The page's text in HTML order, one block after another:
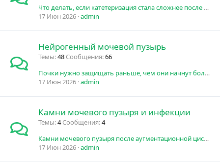
Что делать, если катетеризация стала сложнее после увеличения мочевого пузыря?
17 Июн 2026 admin
Нейрогенный мочевой пузырь
Темы 48 Сообщения 66
Почки нужно защищать раньше, чем они начнут болеть
17 Июн 2026 admin
Камни мочевого пузыря и инфекции
Темы 4 Сообщения 4
Камни мочевого пузыря после аугментационной цистопластики
17 Июн 2026 admin